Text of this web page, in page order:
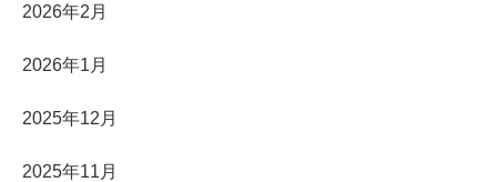
2026年2月
2026年1月
2025年12月
2025年11月